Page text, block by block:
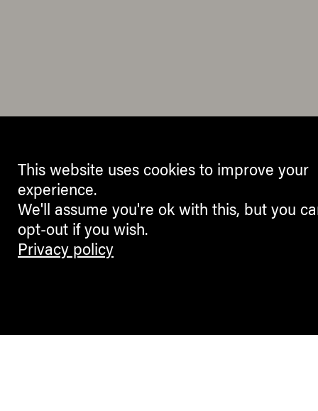
This website uses cookies to improve your
experience.
We'll assume you're ok with this, but you
opt-out if you wish.
Privacy policy